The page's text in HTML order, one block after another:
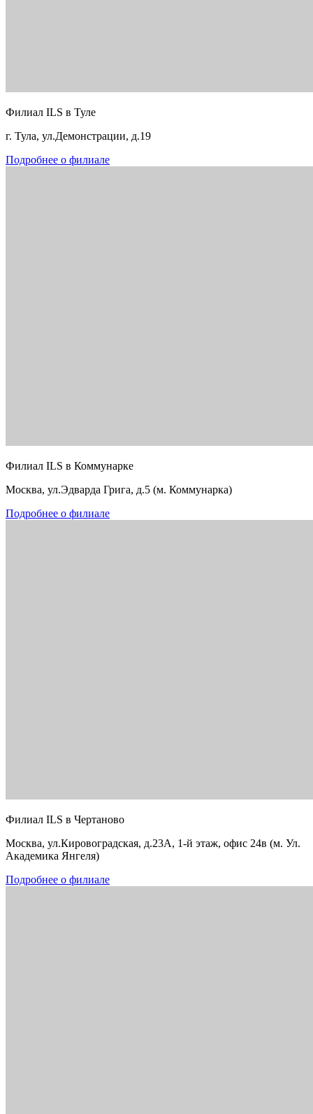
Филиал ILS в Туле
г. Тула, ул.Демонстрации, д.19
Подробнее о филиале
Филиал ILS в Коммунарке
Москва, ул.Эдварда Грига, д.5 (м. Коммунарка)
Подробнее о филиале
Филиал ILS в Чертаново
Москва, ул.Кировоградская, д.23А, 1-й этаж, офис 24в (м. Ул.
Академика Янгеля)
Подробнее о филиале